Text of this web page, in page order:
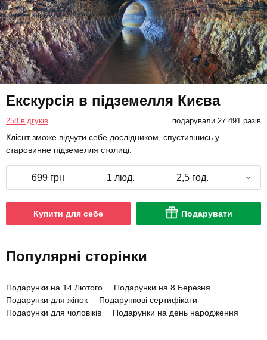
Екскурсія в підземелля Києва
258 відгуків подарували 27 491 разів
Клієнт зможе відчути себе дослідником, спустившись у
старовинне підземелля столиці.
699 грн 1 люд. 2,5 год.
Купити для себе Подарувати
Популярні сторінки
Подарунки на 14 Лютого
Подарунки на 8 Березня
Подарунки для жінок
Подарункові сертифікати
Подарунки для чоловіків
Подарунки на день народження